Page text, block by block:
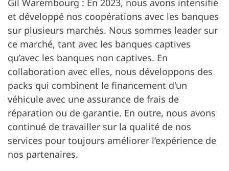
Gil Warembourg : En 2023, nous avons intensifié
et développé nos coopérations avec les banques
sur plusieurs marchés. Nous sommes leader sur
ce marché, tant avec les banques captives
qu’avec les banques non captives. En
collaboration avec elles, nous développons des
packs qui combinent le financement d'un
véhicule avec une assurance de frais de
réparation ou de garantie. En outre, nous avons
continué de travailler sur la qualité de nos
services pour toujours améliorer l’expérience de
nos partenaires.